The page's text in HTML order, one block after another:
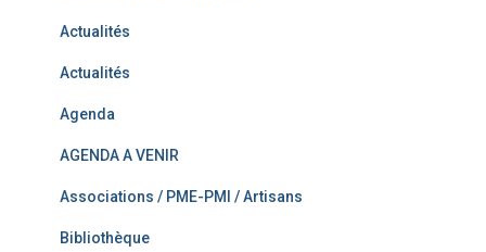
Actualités
Actualités
Agenda
AGENDA A VENIR
Associations / PME-PMI / Artisans
Bibliothèque